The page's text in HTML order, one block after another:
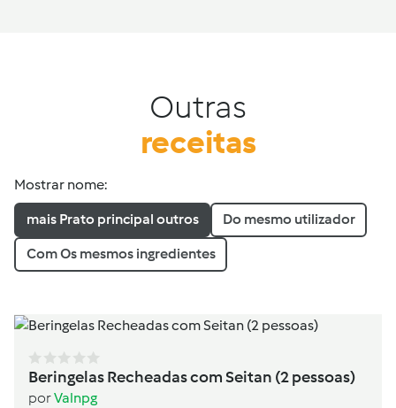
Outras
receitas
Mostrar nome:
mais Prato principal outros Do mesmo utilizador
Com Os mesmos ingredientes
Beringelas Recheadas com Seitan (2 pessoas)
porValnpg